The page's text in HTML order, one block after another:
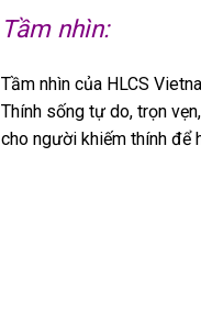
Tầm nhìn:
Tầm nhìn của HLCS
Thính sống tự do, trọn
cho người khiếm thính để